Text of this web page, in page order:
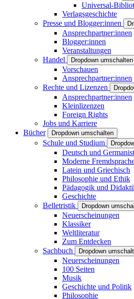
Universal-
Verlagsgeschichte
Presse und Blogger:innen
Ansprechpartner:innen
Blogger:innen
Veranstaltungen
Handel
Dropdown umschalten
Vorschauen
Ansprechpartner:innen
Rechte und Lizenzen
Ansprechpartner:innen
Kleinlizenzen
Foreign Rights
Jobs und Karriere
Bücher
Dropdown umschalten
Schule und Studium
Deutsch und
Moderne
Latein und Griechisch
Philosophie und Ethik
Pädagogik und
Geschichte
Belletristik
Dropdown
Neuerscheinungen
Klassiker
Weltliteratur
Zum Entdecken
Sachbuch
Dropdown
Neuerscheinungen
100 Seiten
Musik
Geschichte und Politik
Philosophie